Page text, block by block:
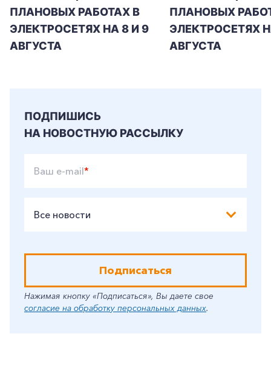
ПЛАНОВЫХ РАБОТАХ В
ЭЛЕКТРОСЕТЯХ НА 8 И 9
АВГУСТА
ПЛАНОВЫХ
ЭЛЕКТРОСЕТЯХ
АВГУСТА
ПОДПИШИСЬ
НА НОВОСТНУЮ РАССЫЛКУ
Ваш e-mail*
Все новости
Подписаться
Нажимая кнопку «Подписаться», Вы даете свое
согласие на обработку персональных данных.